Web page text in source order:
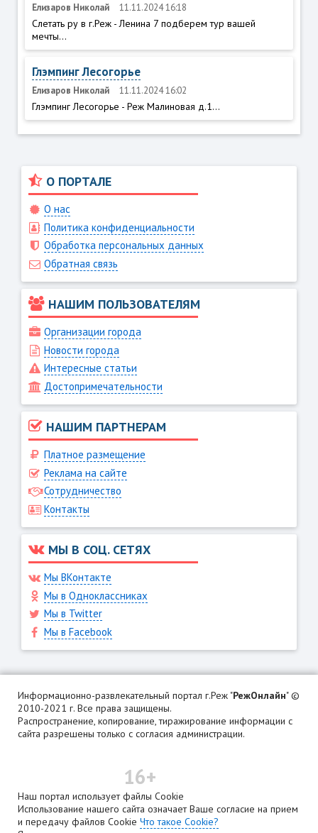
Елизаров Николай 11.11.2024 16:18
Слетать ру в г.Реж - Ленина 7 подберем тур вашей
мечты...
Глэмпинг Лесогорье
Елизаров Николай 11.11.2024 16:02
Глэмпинг Лесогорье - Реж Малиновая д.1...
О ПОРТАЛЕ
О нас
Политика конфиденциальности
Обработка персональных данных
Обратная связь
НАШИМ ПОЛЬЗОВАТЕЛЯМ
Организации города
Новости города
Интересные статьи
Достопримечательности
НАШИМ ПАРТНЕРАМ
Платное размещение
Реклама на сайте
Сотрудничество
Контакты
МЫ В СОЦ. СЕТЯХ
Мы ВКонтакте
Мы в Одноклассниках
Мы в Twitter
Мы в Facebook
Информационно-развлекательный портал г.Реж "РежОнлайн" ©
2010-2021 г. Все права защищены.
Распространение, копирование, тиражирование информации с
сайта разрешены только с согласия администрации.
16+
Наш портал использует файлы Cookie
Использование нашего сайта означает Ваше согласие на прием
и передачу файлов Cookie Что такое Cookie?